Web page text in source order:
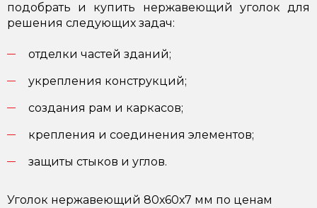
подобрать и купить нержавеющий уголок для
решения следующих задач:
отделки частей зданий;
укрепления конструкций;
создания рам и каркасов;
крепления и соединения элементов;
защиты стыков и углов.
Уголок нержавеющий 80х60х7 мм по ценам